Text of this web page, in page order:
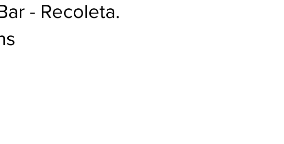
- Recoleta.